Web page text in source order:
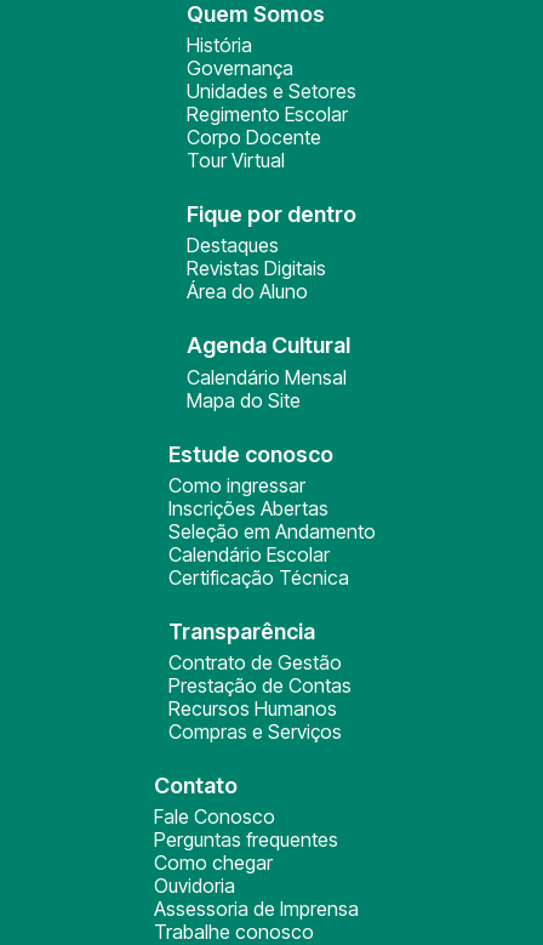
Quem Somos
História
Governança
Unidades e Setores
Regimento Escolar
Corpo Docente
Tour Virtual
Fique por dentro
Destaques
Revistas Digitais
Área do Aluno
Agenda Cultural
Calendário Mensal
Mapa do Site
Estude conosco
Como ingressar
Inscrições Abertas
Seleção em Andamento
Calendário Escolar
Certificação Técnica
Transparência
Contrato de Gestão
Prestação de Contas
Recursos Humanos
Compras e Serviços
Contato
Fale Conosco
Perguntas frequentes
Como chegar
Ouvidoria
Assessoria de Imprensa
Trabalhe conosco